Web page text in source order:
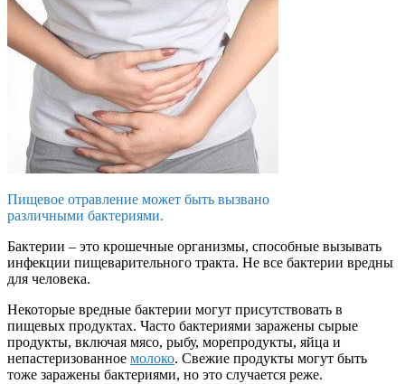
Пищевое отравление может быть вызвано
различными бактериями.
Бактерии – это крошечные организмы, способные вызывать
инфекции пищеварительного тракта. Не все бактерии вредны
для человека.
Некоторые вредные бактерии могут присутствовать в
пищевых продуктах. Часто бактериями заражены сырые
продукты, включая мясо, рыбу, морепродукты, яйца и
непастеризованное молоко. Свежие продукты могут быть
тоже заражены бактериями, но это случается реже.